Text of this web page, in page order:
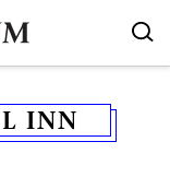
INN